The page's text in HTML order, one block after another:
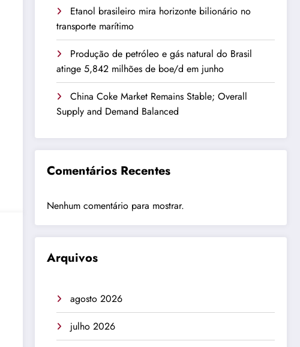
Etanol brasileiro mira horizonte bilionário no
transporte marítimo
Produção de petróleo e gás natural do Brasil
atinge 5,842 milhões de boe/d em junho
China Coke Market Remains Stable; Overall
Supply and Demand Balanced
Comentários Recentes
Nenhum comentário para mostrar.
Arquivos
agosto 2026
julho 2026